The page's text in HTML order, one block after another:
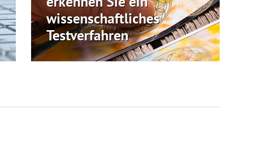
wissenschaftliches
Testverfahren